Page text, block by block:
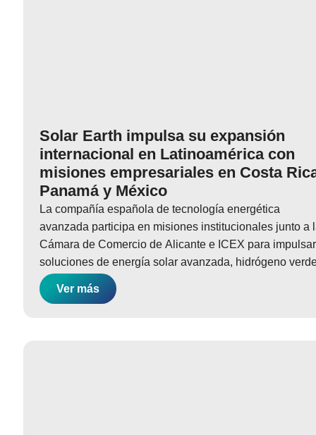
Solar Earth impulsa su expansión
internacional en Latinoamérica con
misiones empresariales en Costa
Panamá y México
La compañía española de tecnología energética
avanzada participa en misiones institucionales junto a
Cámara de Comercio de Alicante e ICEX para impulsar
soluciones de energía solar avanzada, hidrógeno
Ver más